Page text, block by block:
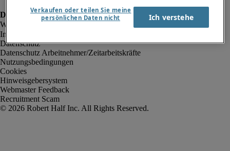
Impressum
Datenschutz
Datenschutz Arbeitnehmer/Zeitarbeitskräfte
Nutzungsbedingungen
Cookies
Hinweisgebersystem
Webmaster Feedback
Recruitment Scam
Verkaufen oder teilen Sie meine
persönlichen Daten nicht
Ich verstehe